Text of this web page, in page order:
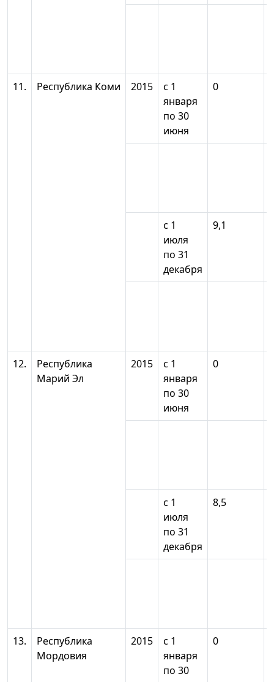
11. Республика Коми 2015
с 1
января
по 30
июня
0
с 1
июля
по 31
декабря
9,1
12.
Республика
Марий Эл
2015
с 1
января
по 30
июня
0
с 1
июля
по 31
декабря
8,5
13.
Республика
Мордовия
2015
с 1
января
по 30
0